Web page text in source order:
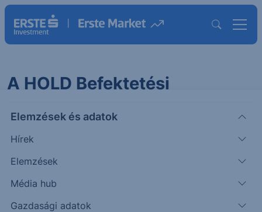
Elemzések és adatok
Hírek
Elemzések
Média hub
Gazdasági adatok
A HOLD Befektetési
forgalmazási szünnapról
Tisztelt Ügyfelünk!